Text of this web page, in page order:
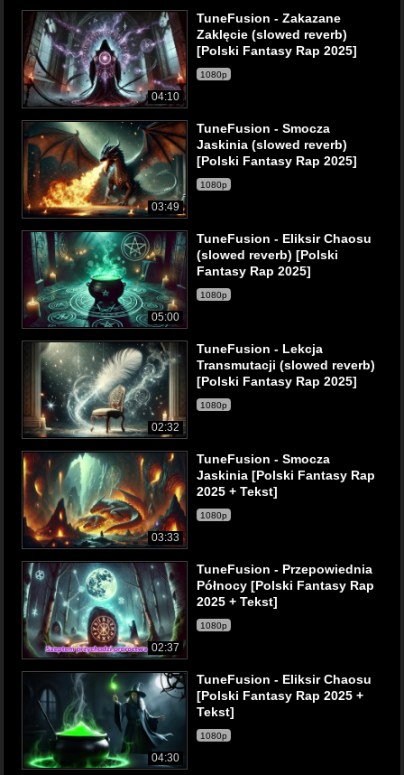
04:10
TuneFusion - Zakazane
Zaklęcie (slowed reverb)
[Polski Fantasy Rap 2025]
1080p
03:49
TuneFusion - Smocza
Jaskinia (slowed reverb)
[Polski Fantasy Rap 2025]
1080p
05:00
TuneFusion - Eliksir Chaosu
(slowed reverb) [Polski
Fantasy Rap 2025]
1080p
02:32
TuneFusion - Lekcja
Transmutacji (slowed reverb)
[Polski Fantasy Rap 2025]
1080p
03:33
TuneFusion - Smocza
Jaskinia [Polski Fantasy Rap
2025 + Tekst]
1080p
02:37
TuneFusion - Przepowiednia
Północy [Polski Fantasy Rap
2025 + Tekst]
1080p
04:30
TuneFusion - Eliksir Chaosu
[Polski Fantasy Rap 2025 +
Tekst]
1080p